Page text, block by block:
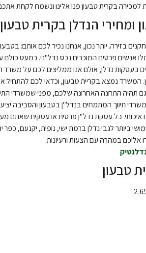
בקרית טבעון פנו אלינו ונשמח לקחת
ומחירי הנדלן בקרית טבעון
בזירה. יותר נכון, אנחנו נכיר לכם אותם:
אנשים פרטים המוכרים נכס נדל"ני. כמעט כולם
בעסקות נדלן, אולם אנו ממליצים לכם על משרד
המשרד נמצא בקריית טבעון, וכדאי לכם
תהיה התחנה האחרונה שלכם, מפני שמשרדי
תיווך המתמחים בנדל"ן בטבעון והסביבה
כל עסקת נדל"ן פרטית או עסקית שאתם
ביותר לגבי נדלן ברמת ישי, נופית, יקנעם, כפר
אליכם במהרה עם הצעות ורעיונות.
טבעון